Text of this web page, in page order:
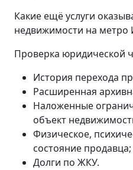
Какие ещё услуги
недвижимости на метро
Проверка юридической
История перехода
Расширенная
Наложенные
объект
Физическое,
состояние продавца;
Долги по ЖКУ.